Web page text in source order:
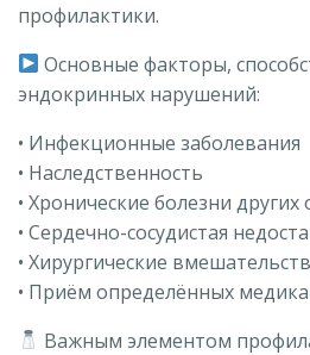
профилактики.
Основные факторы,
эндокринных нарушений:
• Инфекционные заболевания
• Наследственность
• Хронические болезни других
• Сердечно-сосудистая
• Хирургические
• Приём определённых
Важным элементом